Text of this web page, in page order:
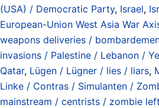
(USA) / Democratic Party, Israel,
European-Union West Asia War
weapons deliveries /
invasions / Palestine / Lebanon /
Qatar, Lügen / Lügner / lies / liars,
Linke / Contras / Simulanten /
mainstream / centrists / zombie